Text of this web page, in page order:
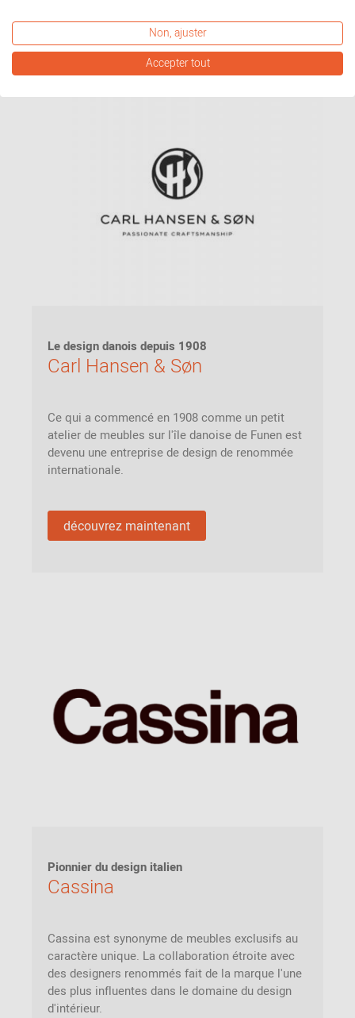
découvrez maintenant
Le design danois depuis 1908
Carl Hansen & Søn
Ce qui a commencé en 1908 comme un petit
atelier de meubles sur l'île danoise de Funen est
devenu une entreprise de design de renommée
internationale.
découvrez maintenant
Pionnier du design italien
Cassina
Cassina est synonyme de meubles exclusifs au
caractère unique. La collaboration étroite avec
des designers renommés fait de la marque l'une
des plus influentes dans le domaine du design
d'intérieur.
Non, ajuster
Accepter tout